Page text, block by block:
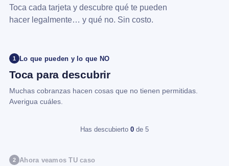
Toca cada tarjeta y descubre qué te pueden
hacer legalmente… y qué no. Sin costo.
1 Lo que pueden y lo que NO
Toca para descubrir
Muchas cobranzas hacen cosas que no tienen permitidas.
Averigua cuáles.
Has descubierto 0 de 5
2 Ahora veamos TU caso